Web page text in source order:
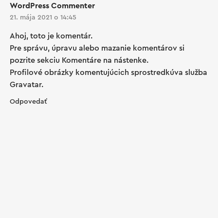
WordPress Commenter
21. mája 2021 o 14:45
Ahoj, toto je komentár.
Pre správu, úpravu alebo mazanie komentárov si
pozrite sekciu Komentáre na nástenke.
Profilové obrázky komentujúcich sprostredkúva služba
Gravatar.
Odpovedať